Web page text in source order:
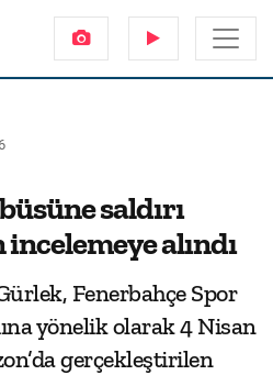
saldırı
alındı
Fenerbahçe Spor
yönelik olarak 4 Nisan
gerçekleştirilen